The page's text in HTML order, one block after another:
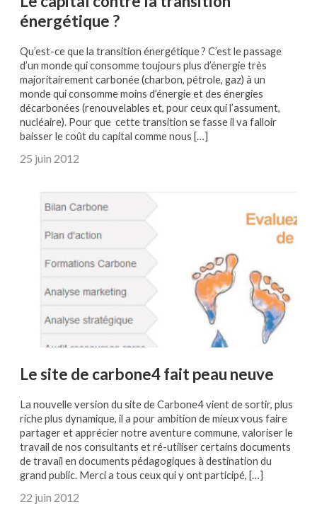
énergétique ?
Qu’est-ce que la transition énergétique ? C’est le passage
d’un monde qui consomme toujours plus d’énergie très
majoritairement carbonée (charbon, pétrole, gaz) à un
monde qui consomme moins d’énergie et des énergies
décarbonées (renouvelables et, pour ceux qui l’assument,
nucléaire). Pour que cette transition se fasse il va falloir
baisser le coût du capital comme nous […]
25 juin 2012
Le site de carbone4 fait peau neuve
La nouvelle version du site de Carbone4 vient de sortir, plus
riche plus dynamique, il a pour ambition de mieux vous faire
partager et apprécier notre aventure commune, valoriser le
travail de nos consultants et ré-utiliser certains documents
de travail en documents pédagogiques à destination du
grand public. Merci a tous ceux qui y ont participé, […]
22 juin 2012